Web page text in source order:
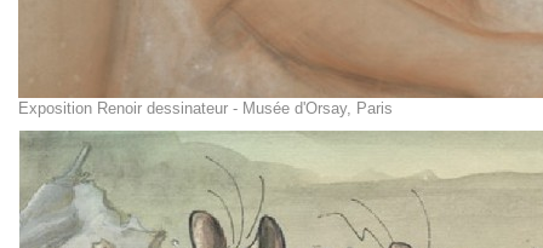
Exposition Renoir dessinateur - Musée d'Orsay, Paris